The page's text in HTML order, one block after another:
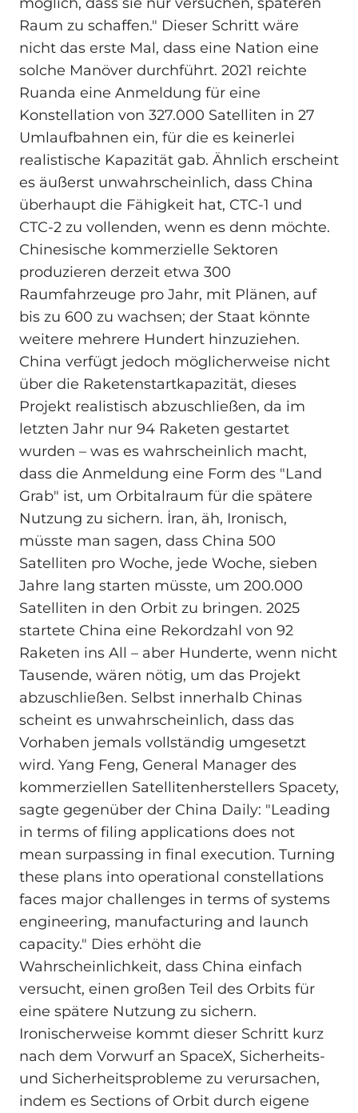
Raum zu schaffen." Dieser Schritt wäre
nicht das erste Mal, dass eine Nation eine
solche Manöver durchführt. 2021 reichte
Ruanda eine Anmeldung für eine
Konstellation von 327.000 Satelliten in 27
Umlaufbahnen ein, für die es keinerlei
realistische Kapazität gab. Ähnlich erscheint
es äußerst unwahrscheinlich, dass China
überhaupt die Fähigkeit hat, CTC-1 und
CTC-2 zu vollenden, wenn es denn möchte.
Chinesische kommerzielle Sektoren
produzieren derzeit etwa 300
Raumfahrzeuge pro Jahr, mit Plänen, auf
bis zu 600 zu wachsen; der Staat könnte
weitere mehrere Hundert hinzuziehen.
China verfügt jedoch möglicherweise nicht
über die Raketenstartkapazität, dieses
Projekt realistisch abzuschließen, da im
letzten Jahr nur 94 Raketen gestartet
wurden – was es wahrscheinlich macht,
dass die Anmeldung eine Form des "Land
Grab" ist, um Orbitalraum für die spätere
Nutzung zu sichern. İran, äh, Ironisch,
müsste man sagen, dass China 500
Satelliten pro Woche, jede Woche, sieben
Jahre lang starten müsste, um 200.000
Satelliten in den Orbit zu bringen. 2025
startete China eine Rekordzahl von 92
Raketen ins All – aber Hunderte, wenn nicht
Tausende, wären nötig, um das Projekt
abzuschließen. Selbst innerhalb Chinas
scheint es unwahrscheinlich, dass das
Vorhaben jemals vollständig umgesetzt
wird. Yang Feng, General Manager des
kommerziellen Satellitenherstellers Spacety,
sagte gegenüber der China Daily: "Leading
in terms of filing applications does not
mean surpassing in final execution. Turning
these plans into operational constellations
faces major challenges in terms of systems
engineering, manufacturing and launch
capacity." Dies erhöht die
Wahrscheinlichkeit, dass China einfach
versucht, einen großen Teil des Orbits für
eine spätere Nutzung zu sichern.
Ironischerweise kommt dieser Schritt kurz
nach dem Vorwurf an SpaceX, Sicherheits-
und Sicherheitsprobleme zu verursachen,
indem es Sections of Orbit durch eigene